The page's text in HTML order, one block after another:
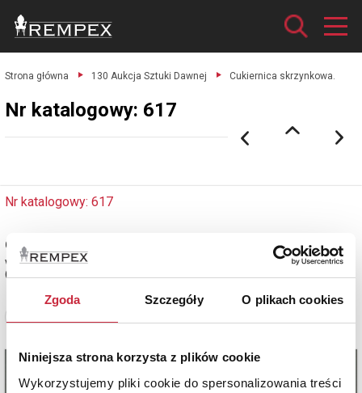
Zgoda Szczegóły O plikach cookies
Niniejsza strona korzysta z plików cookie
Wykorzystujemy pliki cookie do spersonalizowania treści
Strona główna 130 Aukcja Sztuki Dawnej Cukiernica skrzynkowa.
Nr katalogowy: 617
Nr katalogowy: 617
Cukiernica skrzynkowa
waga 696 g; srebro pr. 12; Warszawa, Kazimierz Klimaszewski, ok. 1850
(cecha zapasowa z 1851 r.)